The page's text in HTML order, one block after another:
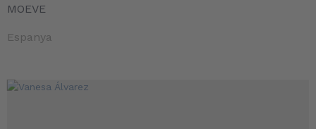
MOEVE
Espanya